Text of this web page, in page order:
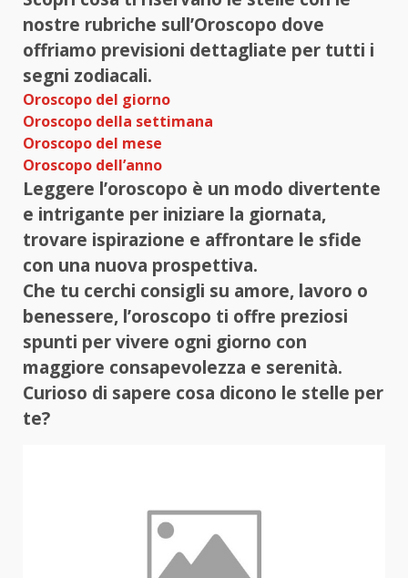
nostre rubriche sull’Oroscopo dove
offriamo previsioni dettagliate per tutti i
segni zodiacali.
Oroscopo del giorno
Oroscopo della settimana
Oroscopo del mese
Oroscopo dell’anno
Leggere l’oroscopo è un modo divertente
e intrigante per iniziare la giornata,
trovare ispirazione e affrontare le sfide
con una nuova prospettiva.
Che tu cerchi consigli su amore, lavoro o
benessere, l’oroscopo ti offre preziosi
spunti per vivere ogni giorno con
maggiore consapevolezza e serenità.
Curioso di sapere cosa dicono le stelle per
te?